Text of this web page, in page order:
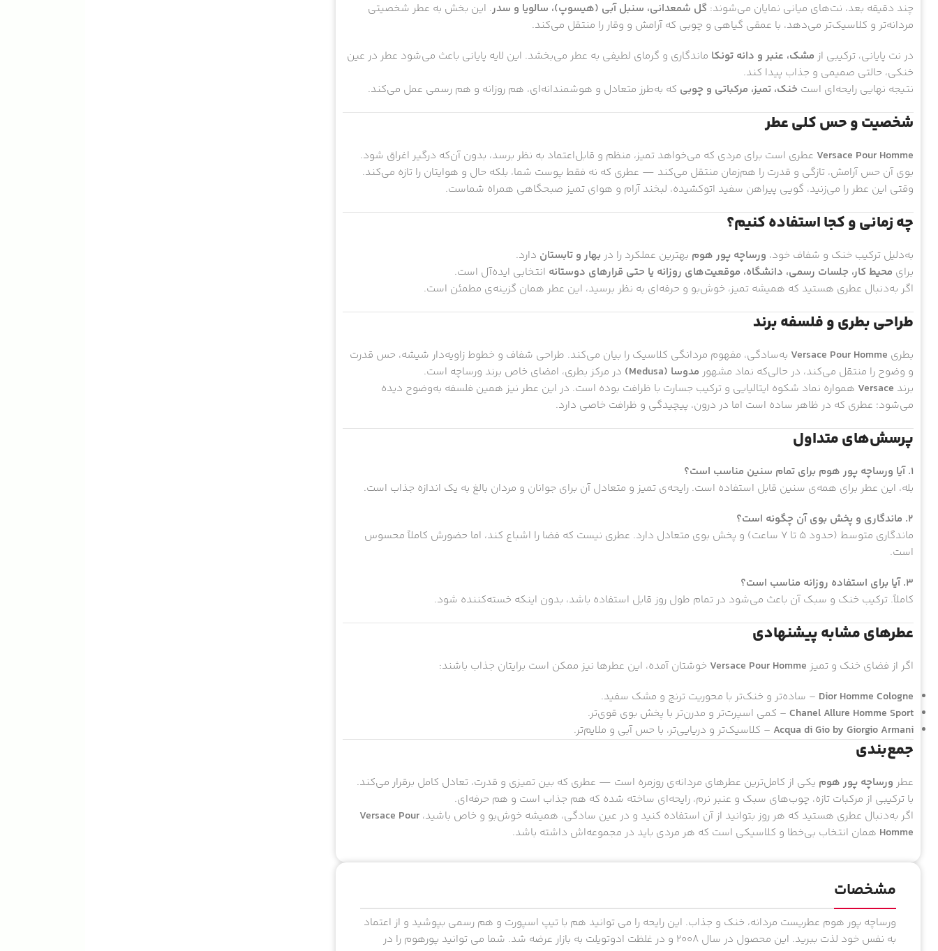
چند دقیقه بعد، نت‌های میانی نمایان می‌شوند: گل شمعدانی، سنبل آبی (هیسوپ)، سالویا و سدر. این بخش به عطر شخصیتی
مردانه‌تر و کلاسیک‌تر می‌دهد، با عمقی گیاهی و چوبی که آرامش و وقار را منتقل می‌کند.
در نت پایانی، ترکیبی از مشک، عنبر و دانه تونکا ماندگاری و گرمای لطیفی به عطر می‌بخشد. این لایه پایانی باعث می‌شود عطر در عین
خنکی، حالتی صمیمی و جذاب پیدا کند.
نتیجه نهایی رایحه‌ای است خنک، تمیز، مرکباتی و چوبی که به‌طرز متعادل و هوشمندانه‌ای، هم روزانه و هم رسمی عمل می‌کند.
شخصیت و حس کلی عطر
Versace Pour Homme عطری است برای مردی که می‌خواهد تمیز، منظم و قابل‌اعتماد به نظر برسد، بدون آن‌که درگیر اغراق شود.
بوی آن حس آرامش، تازگی و قدرت را هم‌زمان منتقل می‌کند — عطری که نه فقط پوست شما، بلکه حال و هوایتان را تازه می‌کند.
وقتی این عطر را می‌زنید، گویی پیراهن سفید اتوکشیده، لبخند آرام و هوای تمیز صبحگاهی همراه شماست.
چه زمانی و کجا استفاده کنیم؟
به‌دلیل ترکیب خنک و شفاف خود، ورساچه پور هوم بهترین عملکرد را در بهار و تابستان دارد.
برای محیط کار، جلسات رسمی، دانشگاه، موقعیت‌های روزانه یا حتی قرارهای دوستانه انتخابی ایده‌آل است.
اگر به‌دنبال عطری هستید که همیشه تمیز، خوش‌بو و حرفه‌ای به نظر برسید، این عطر همان گزینه‌ی مطمئن است.
طراحی بطری و فلسفه برند
بطری Versace Pour Homme به‌سادگی، مفهوم مردانگی کلاسیک را بیان می‌کند. طراحی شفاف و خطوط زاویه‌دار شیشه، حس قدرت
و وضوح را منتقل می‌کند، در حالی‌که نماد مشهور مدوسا (Medusa)
در مرکز بطری، امضای خاص برند ورساچه است.
برند Versace همواره نماد شکوه ایتالیایی و ترکیب جسارت با ظرافت بوده است. در این عطر نیز همین فلسفه به‌وضوح دیده
می‌شود؛ عطری که در ظاهر ساده است اما در درون، پیچیدگی و ظرافت خاصی دارد.
پرسش‌های متداول
۱. آیا ورساچه پور هوم برای تمام سنین مناسب است؟
بله، این عطر برای همه‌ی سنین قابل استفاده است. رایحه‌ی تمیز و متعادل آن برای جوانان و مردان بالغ به یک اندازه جذاب است.
۲. ماندگاری و پخش بوی آن چگونه است؟
ماندگاری متوسط (حدود ۵ تا ۷ ساعت) و پخش بوی متعادل دارد. عطری نیست که فضا را اشباع کند، اما حضورش کاملاً محسوس
است.
۳. آیا برای استفاده روزانه مناسب است؟
کاملاً. ترکیب خنک و سبک آن باعث می‌شود در تمام طول روز قابل استفاده باشد، بدون اینکه خسته‌کننده شود.
عطرهای مشابه پیشنهادی
اگر از فضای خنک و تمیز Versace Pour Homme خوشتان آمده، این عطرها نیز ممکن است برایتان جذاب باشند:
Dior Homme Cologne – ساده‌تر و خنک‌تر با محوریت ترنج و مشک سفید.
Chanel Allure Homme Sport – کمی اسپرت‌تر و مدرن‌تر با پخش بوی قوی‌تر.
Acqua di Gio by Giorgio Armani – کلاسیک‌تر و دریایی‌تر، با حس آبی و ملایم‌تر.
جمع‌بندی
عطر ورساچه پور هوم یکی از کامل‌ترین عطرهای مردانه‌ی روزمره است — عطری که بین تمیزی و قدرت، تعادل کامل برقرار می‌کند.
با ترکیبی از مرکبات تازه، چوب‌های سبک و عنبر نرم، رایحه‌ای ساخته شده که هم جذاب است و هم حرفه‌ای.
اگر به‌دنبال عطری هستید که هر روز بتوانید از آن استفاده کنید و در عین سادگی، همیشه خوش‌بو و خاص باشید، Versace Pour
Homme همان انتخاب بی‌خطا و کلاسیکی است که هر مردی باید در مجموعه‌اش داشته باشد.
مشخصات
ورساچه پور هوم عطریست مردانه، خنک و جذاب. این رایحه را می توانید هم با تیپ اسپورت و هم رسمی بپوشید و از اعتماد
به نفس خود لذت ببرید. این محصول در سال ۲۰۰۸ و در غلظت ادوتویلت به بازار عرضه شد. شما می توانید پورهوم را در